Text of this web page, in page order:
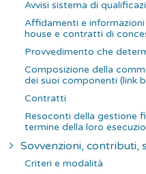
Avvisi sistema di
Affidamenti e
house e contratti di
Provvedimento che
Composizione della
dei suoi componenti (link
Contratti
Resoconti della gestione
termine della loro
Sovvenzioni, contributi,
Criteri e modalità